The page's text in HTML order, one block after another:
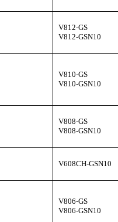
V812-GS
V812-GSN10
V810-GS
V810-GSN10
V808-GS
V808-GSN10
V608CH-GSN10
V806-GS
V806-GSN10